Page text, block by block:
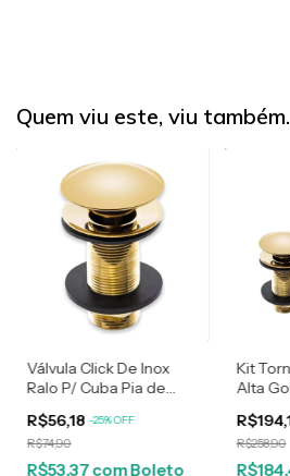
Quem viu este, viu
Válvula Click De Inox
Ralo P/ Cuba Pia de
Dourada Gold de 3cm
R$56,18 -25%OFF
R$74,90
R$53,37comBoleto
Kit
Alta
R$258,90